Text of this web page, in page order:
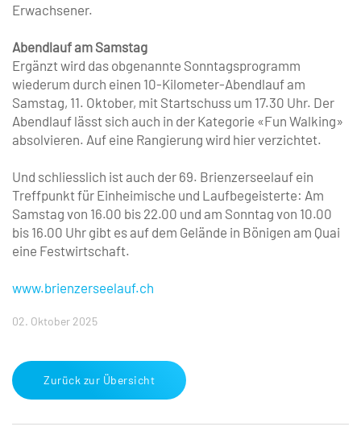
Erwachsener.
Abendlauf am Samstag
Ergänzt wird das obgenannte Sonntagsprogramm
wiederum durch einen 10-­Kilometer-Abendlauf am
Samstag, 11. Oktober, mit Startschuss um 17.30 Uhr. Der
Abendlauf lässt sich auch in der Kategorie «Fun Walking»
absolvieren. Auf eine Rangierung wird hier verzichtet.
Und schliesslich ist auch der 69. Brienzerseelauf ein
Treffpunkt für Einheimische und Laufbegeisterte: Am
Samstag von 16.00 bis 22.00 und am Sonntag von 10.00
bis 16.00 Uhr gibt es auf dem Gelände in Bönigen am Quai
eine Festwirtschaft.
www.brienzerseelauf.ch
02. Oktober 2025
Zurück zur Übersicht